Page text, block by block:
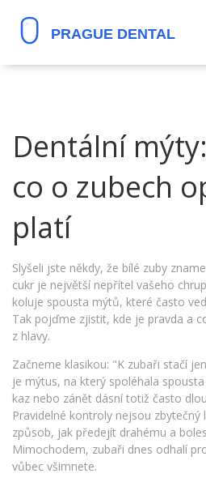
Dentální
co o zubech
platí
Slyšeli jste někdy, že bílé zuby
cukr je největší nepřítel vašeho
koluje spousta mýtů, které často
Tak pojďme zjistit, kde je pravda a
z hlavy.
Začneme klasikou: "K zubaři stačí
je mýtus, na který spoléhala
kaz nebo zánět dásní totiž často
Pravidelné kontroly nejsou zbytečný
způsob, jak předejít drahému a
Mimochodem, zubaři dnes odhalí
vůbec všimnete.